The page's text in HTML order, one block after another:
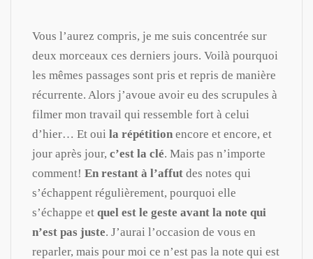
Vous l’aurez compris, je me suis concentrée sur
deux morceaux ces derniers jours. Voilà pourquoi
les mêmes passages sont pris et repris de manière
récurrente. Alors j’avoue avoir eu des scrupules à
filmer mon travail qui ressemble fort à celui
d’hier… Et oui la répétition encore et encore, et
jour après jour, c’est la clé. Mais pas n’importe
comment! En restant à l’affut des notes qui
s’échappent régulièrement, pourquoi elle
s’échappe et quel est le geste avant la note qui
n’est pas juste. J’aurai l’occasion de vous en
reparler, mais pour moi ce n’est pas la note qui est